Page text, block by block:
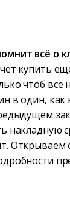
всё о
купить
чтоб все
в один,
накладную
Открываем